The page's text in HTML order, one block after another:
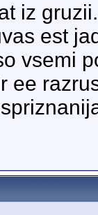
iz
est
vsemi
ee